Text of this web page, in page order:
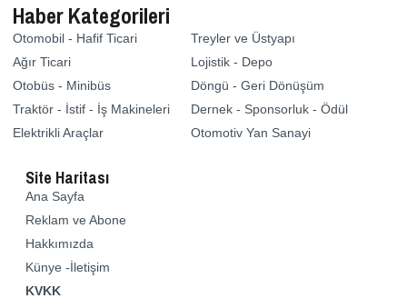
Haber Kategorileri
Otomobil - Hafif Ticari
Ağır Ticari
Otobüs - Minibüs
Traktör - İstif - İş Makineleri
Elektrikli Araçlar
Treyler ve Üstyapı
Lojistik - Depo
Döngü - Geri Dönüşüm
Dernek - Sponsorluk - Ödül
Otomotiv Yan Sanayi
Site Haritası
Ana Sayfa
Reklam ve Abone
Hakkımızda
Künye -İletişim
KVKK